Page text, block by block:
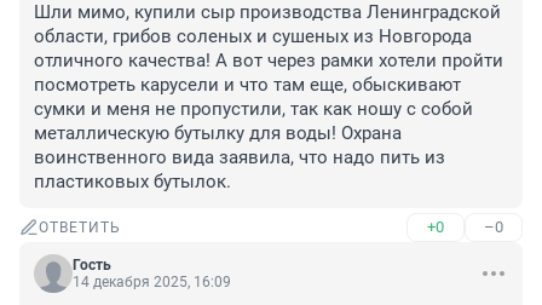
Шли мимо, купили сыр производства Ленинградской
области, грибов соленых и сушеных из Новгорода
отличного качества! А вот через рамки хотели пройти
посмотреть карусели и что там еще, обыскивают
сумки и меня не пропустили, так как ношу с собой
металлическую бутылку для воды! Охрана
воинственного вида заявила, что надо пить из
пластиковых бутылок.
ОТВЕТИТЬ +0 –0
Гость
14 декабря 2025, 16:09